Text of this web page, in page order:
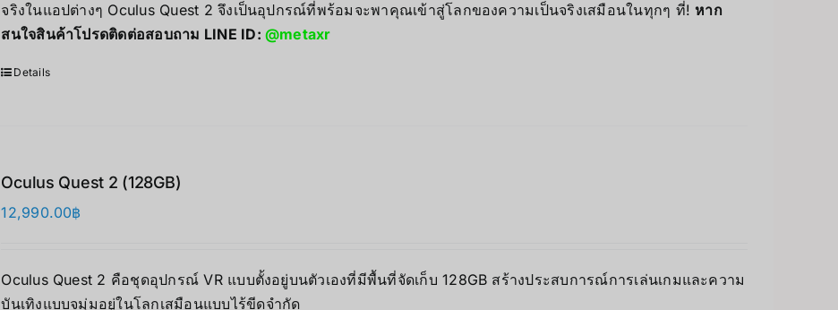
15,999.00฿
จริงในแอปต่างๆ Oculus Quest 2 จึงเป็นอุปกรณ์ที่พร้อมจะพาคุณเข้าสู่โลกของความเป็นจริงเสมือนในทุกๆ ที่! หาก
สนใจสินค้าโปรดติดต่อสอบถาม LINE ID: @metaxr
Details
Oculus Quest 2 (128GB)
12,990.00฿
Oculus Quest 2 คือชุดอุปกรณ์ VR แบบตั้งอยู่บนตัวเองที่มีพื้นที่จัดเก็บ 128GB สร้างประสบการณ์การเล่นเกมและความ
บันเทิงแบบจมุ่มอยู่ในโลกเสมือนแบบไร้ขีดจำกัด